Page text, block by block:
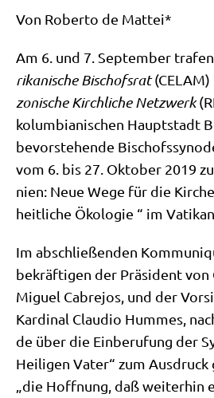
Von Rober­to de Mattei*
Am 6. und 7. Sep­tem­ber
ri­ka­ni­sche Bischofs­rat(CELAM)
zo­ni­sche Kirch­li­che Netzwerk
kolum­bia­ni­schen Haupt­stadt
bevor­ste­hen­de
vom 6. bis 27. Okto­ber 2019
ni­en: Neue Wege für die
heit­li­che Öko­lo­gie “ im
Im abschlie­ßen­den
bekräf­ti­gen der Prä­si­dent von
Miguel Cabre­jos, und der
Kar­di­nal Clau­dio Hum­mes,
de über die Ein­be­ru­fung der
Hei­li­gen Vater“ zum Aus­druck
„die Hoff­nung, daß wei­ter­hin